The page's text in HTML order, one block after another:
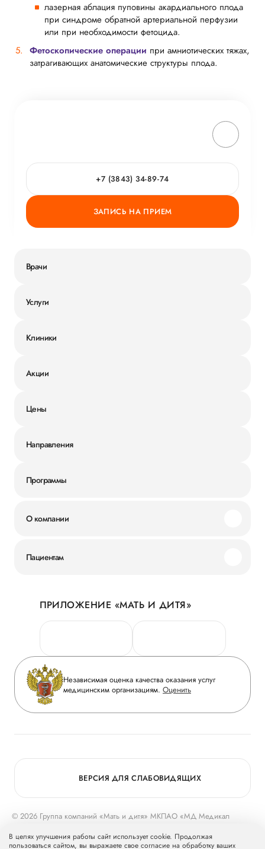
лазерная аблация пуповины акардиального плода
при синдроме обратной артериальной перфузии
или при необходимости фетоцида.
Фетоскопические операции при амниотических тяжах,
затрагивающих анатомические структуры плода.
+7 (3843) 34-89-74
ЗАПИСЬ НА ПРИЕМ
Врачи
Услуги
Клиники
Акции
Цены
Направления
Программы
О компании
Новости
Руководство
Сотрудничество
Инвесторам
Журнал «Мать и дитя»
Вакансии
Медицинский туризм
Пациентам
Личный кабинет
Персональные данные
Горячая линия качества
Вопрос-ответ
Приложение пациента
Статьи
ПРИЛОЖЕНИЕ «МАТЬ И ДИТЯ»
Независимая оценка качества оказания услуг
медицинским организациям. Оценить
© 2026 Группа компаний «Мать и дитя» МКПАО «МД Медикал
Группу компаний «Мать и дитя».
ВЕРСИЯ ДЛЯ СЛАБОВИДЯЩИХ
В целях улучшения работы сайт использует cookie. Продолжая
пользоваться сайтом, вы выражаете свое согласие на обработку ваших